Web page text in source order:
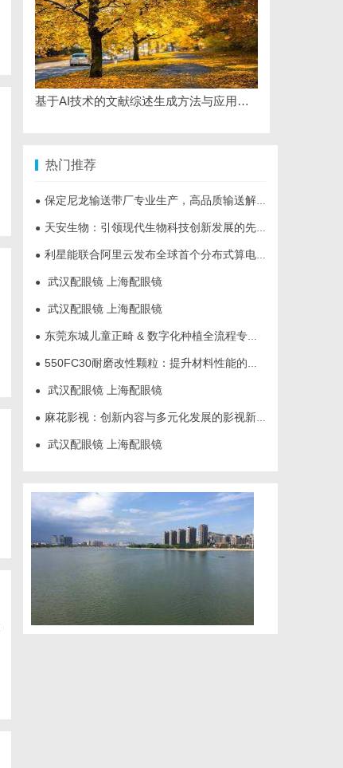
基于AI技术的文献综述生成方法与应用研究综述
热门推荐
● 保定尼龙输送带厂专业生产，高品质输送解决方案
● 天安生物：引领现代生物科技创新发展的先锋企业
● 利星能联合阿里云发布全球首个分布式算电协同解决方案
● 武汉配眼镜 上海配眼镜
● 武汉配眼镜 上海配眼镜
● 东莞东城儿童正畸 & 数字化种植全流程专业科普指南
● 550FC30耐磨改性颗粒：提升材料性能的新选择
● 武汉配眼镜 上海配眼镜
● 麻花影视：创新内容与多元化发展的影视新势力
● 武汉配眼镜 上海配眼镜